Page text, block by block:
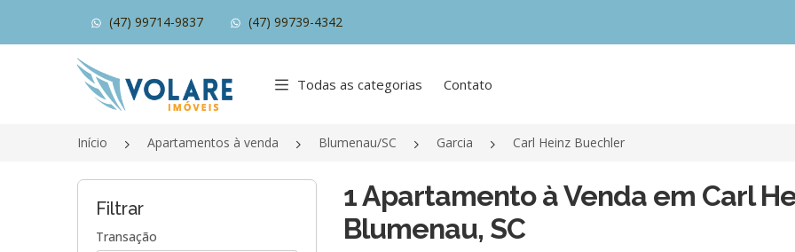
(47) 99714-9837 (47) 99739-4342
Página inicial
Todas as categorias Contato
Início Apartamentos à venda Blumenau/SC Garcia Carl Heinz Buechler
Filtrar
Transação
1 Apartamento à Venda em Carl
Blumenau, SC